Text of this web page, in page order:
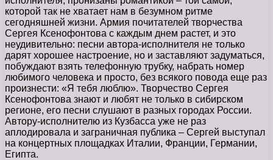
которой так не хватает нам в безумном ритме
сегодняшней жизни. Армия почитателей творчества
Сергея Ксенофонтова с каждым днем растет, и это
неудивительно: песни автора-исполнителя не только
дарят хорошее настроение, но и заставляют задуматься,
побуждают взять телефонную трубку, набрать номер
любимого человека и просто, без всякого повода еще раз
произнести: «Я тебя люблю». Творчество Сергея
Ксенофонтова знают и любят не только в сибирском
регионе, его песни слушают в разных городах России.
Автору-исполнителю из Кузбасса уже не раз
аплодировала и заграничная публика – Сергей выступал
на концертных площадках Италии, Франции, Германии,
Египта.